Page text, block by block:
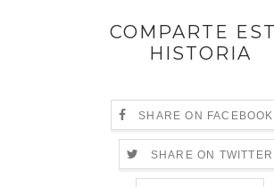
COMPARTE
HISTORIA
SHARE ON FACEBOOK
SHARE ON TWITTER